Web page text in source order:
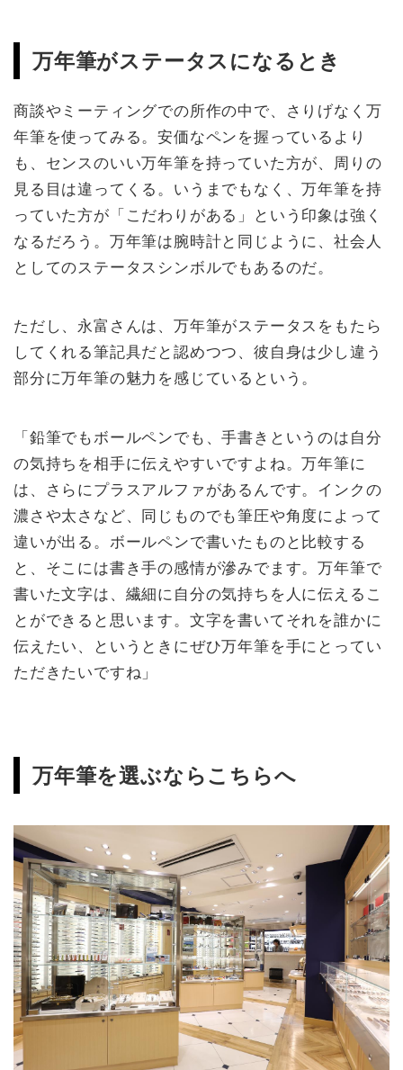
万年筆がステータスになるとき
商談やミーティングでの所作の中で、さりげなく万
年筆を使ってみる。安価なペンを握っているより
も、センスのいい万年筆を持っていた方が、周りの
見る目は違ってくる。いうまでもなく、万年筆を持
っていた方が「こだわりがある」という印象は強く
なるだろう。万年筆は腕時計と同じように、社会人
としてのステータスシンボルでもあるのだ。
ただし、永富さんは、万年筆がステータスをもたら
してくれる筆記具だと認めつつ、彼自身は少し違う
部分に万年筆の魅力を感じているという。
「鉛筆でもボールペンでも、手書きというのは自分
の気持ちを相手に伝えやすいですよね。万年筆に
は、さらにプラスアルファがあるんです。インクの
濃さや太さなど、同じものでも筆圧や角度によって
違いが出る。ボールペンで書いたものと比較する
と、そこには書き手の感情が滲みでます。万年筆で
書いた文字は、繊細に自分の気持ちを人に伝えるこ
とができると思います。文字を書いてそれを誰かに
伝えたい、というときにぜひ万年筆を手にとってい
ただきたいですね」
万年筆を選ぶならこちらへ